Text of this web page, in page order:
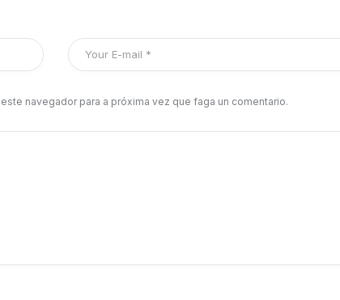
navegador para a próxima vez que faga un comentario.